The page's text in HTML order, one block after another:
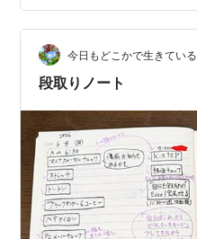
今日もどこかで生きている
段取りノート